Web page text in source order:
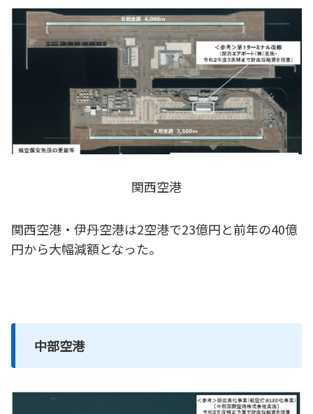
関西空港
関西空港・伊丹空港は2空港で23億円と前年の40億
円から大幅減額となった。
中部空港